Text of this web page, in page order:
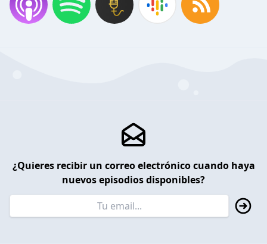
¿Quieres recibir un correo electrónico cuando haya
nuevos episodios disponibles?